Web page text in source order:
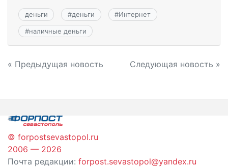
деньги #деньги #Интернет
#наличные деньги
Навигация
записям
« Предыдущая новость Следующая новость »
© forpostsevastopol.ru
2006 — 2026
Почта редакции: forpost.sevastopol@yandex.ru